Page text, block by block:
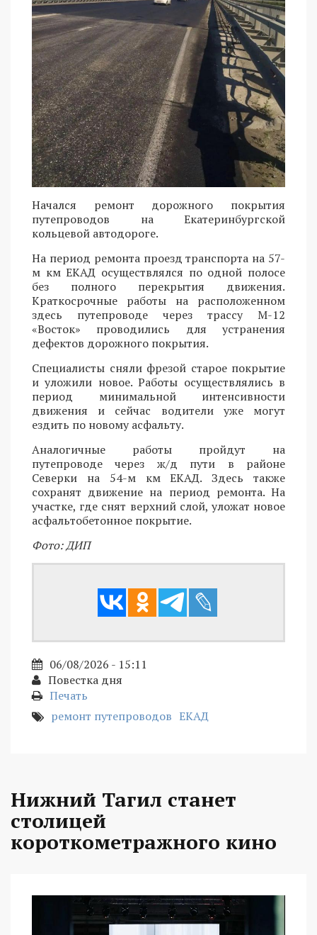
Начался ремонт дорожного покрытия
путепроводов на Екатеринбургской
кольцевой автодороге.
На период ремонта проезд транспорта на 57-
м км ЕКАД осуществлялся по одной полосе
без полного перекрытия движения.
Краткосрочные работы на расположенном
здесь путепроводе через трассу М-12
«Восток» проводились для устранения
дефектов дорожного покрытия.
Специалисты сняли фрезой старое покрытие
и уложили новое. Работы осуществлялись в
период минимальной интенсивности
движения и сейчас водители уже могут
ездить по новому асфальту.
Аналогичные работы пройдут на
путепроводе через ж/д пути в районе
Северки на 54-м км ЕКАД. Здесь также
сохранят движение на период ремонта. На
участке, где снят верхний слой, уложат новое
асфальтобетонное покрытие.
Фото: ДИП
06/08/2026 - 15:11
Повестка дня
Печать
ремонт путепроводов ЕКАД
Нижний Тагил станет
столицей
короткометражного кино